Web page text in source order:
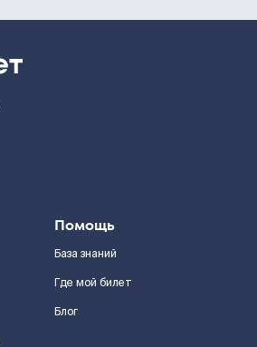
Помощь
База знаний
Где мой билет
Блог